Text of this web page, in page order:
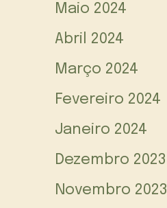
Maio 2024
Abril 2024
Março 2024
Fevereiro 2024
Janeiro 2024
Dezembro 2023
Novembro 2023